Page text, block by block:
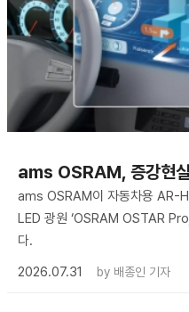
ams OSRAM, 증강현
ams OSRAM이 자동차용 AR-
LED 광원 ‘OSRAM OSTAR
다.
2026.07.31
by 배종인 기자